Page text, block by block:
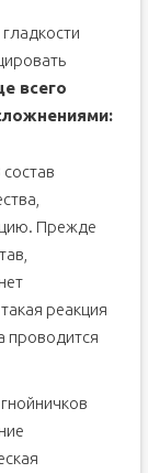
всего
Прежде
реакция
проводится